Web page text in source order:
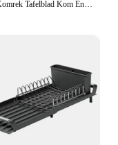
Afvoer Komrek Tafelblad Kom En Bak Opbergrek Gootsteen Drainage Afdruiprek Keuken Accessoires Organizer Keuken Gereedschap